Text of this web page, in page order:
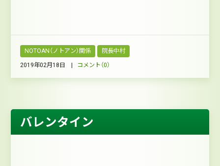
NOTOAN（ノトアン）関係 院長中村
2019年02月18日 | コメント（0）
バレンタイン